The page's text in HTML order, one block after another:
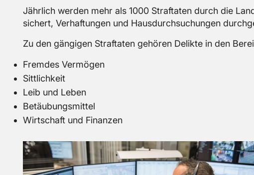
Jähr­lich wer­den mehr als 1000 Straf­ta­ten durch die
si­chert, Ver­haf­tun­gen und Haus­durch­su­chun­gen
Zu den gän­gi­gen Straf­ta­ten ge­hö­ren De­lik­te in den
Frem­des Ver­mö­gen
Sitt­lich­keit
Leib und Leben
Be­täu­bungs­mit­tel
Wirt­schaft und Fi­nan­zen